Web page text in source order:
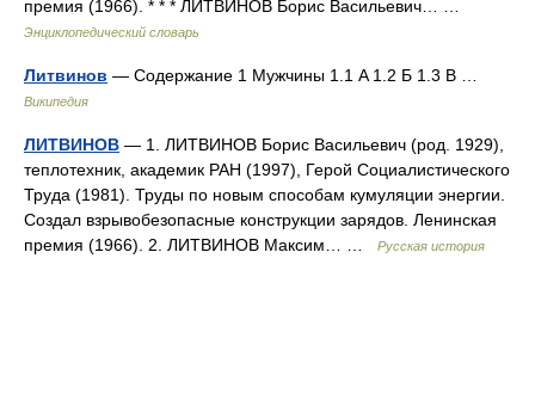
премия (1966). * * * ЛИТВИНОВ Борис Васильевич… …
Энциклопедический словарь
Литвинов — Содержание 1 Мужчины 1.1 A 1.2 Б 1.3 В …
Википедия
ЛИТВИНОВ — 1. ЛИТВИНОВ Борис Васильевич (род. 1929),
теплотехник, академик РАН (1997), Герой Социалистического
Труда (1981). Труды по новым способам кумуляции энергии.
Создал взрывобезопасные конструкции зарядов. Ленинская
премия (1966). 2. ЛИТВИНОВ Максим… …
Русская история